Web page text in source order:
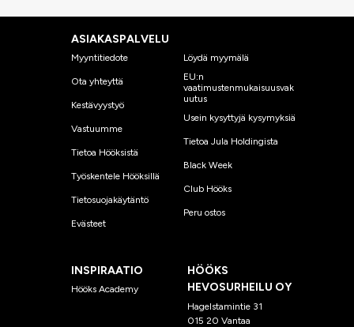
ASIAKASPALVELU
Myyntitiedote
Ota yhteyttä
Kestävyystyö
Vastuumme
Tietoa Hööksistä
Työskentele Hööksillä
Tietosuojakäytäntö
Evästeet
Löydä myymälä
EU:n
vaatimustenmukaisuusvak
uutus
Usein kysyttyjä kysymyksiä
Tietoa Jula Holdingista
Black Week
Club Hööks
Peru ostos
INSPIRAATIO
Hööks Academy
HÖÖKS
HEVOSURHEILU OY
Hagelstamintie 31
015 20 Vantaa